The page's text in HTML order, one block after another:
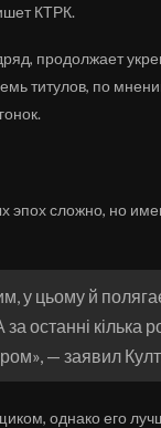
КТРК.
продолжает
титулов, по
эпох сложно, но
у цьому й
останні кілька
— заявил
однако его